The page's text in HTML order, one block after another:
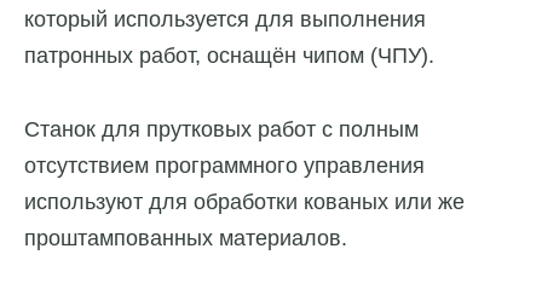
который используется для выполнения
патронных работ, оснащён чипом (ЧПУ).
Станок для прутковых работ с полным
отсутствием программного управления
используют для обработки кованых или же
проштампованных материалов.